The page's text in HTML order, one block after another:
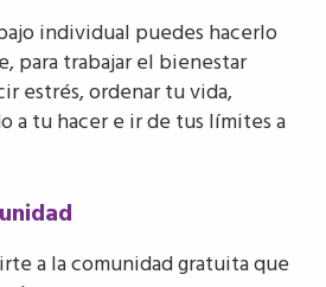
individual puedes hacerlo
para trabajar el bienestar
estrés, ordenar tu vida,
a tu hacer e ir de tus límites a
a la comunidad gratuita que